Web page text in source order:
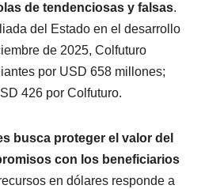
de tendenciosas y falsas.
del Estado en el desarrollo
de 2025, Colfuturo
por USD 658 millones;
426 por Colfuturo.
busca proteger el valor del
con los beneficiarios
en dólares responde a